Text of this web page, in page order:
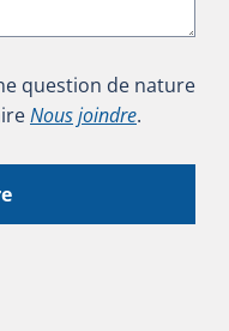
question de nature
Nous joindre.